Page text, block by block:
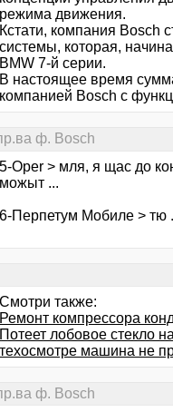
режима движения.
Кстати, компания Bosch
системы, которая,
BMW 7-й серии.
В настоящее время
компанией Bosch с
ф. Bosсh
5-Oper > мля, я щас до
можыт ...
6-Перпетум Мобиле > тю
Смотри также:
Ремонт компрессора
Потеет лобовое стекло
техосмотре машина не
ф. Bosсh